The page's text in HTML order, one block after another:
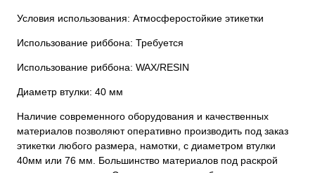
Условия использования: Атмосферостойкие этикетки
Использование риббона: Требуется
Использование риббона: WAX/RESIN
Диаметр втулки: 40 мм
Наличие современного оборудования и качественных
материалов позволяют оперативно производить под заказ
этикетки любого размера, намотки, с диаметром втулки
40мм или 76 мм. Большинство материалов под раскрой